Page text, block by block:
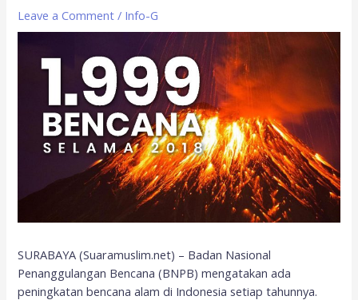
Leave a Comment / Info-G
SURABAYA (Suaramuslim.net) – Badan Nasional
Penanggulangan Bencana (BNPB) mengatakan ada
peningkatan bencana alam di Indonesia setiap tahunnya.